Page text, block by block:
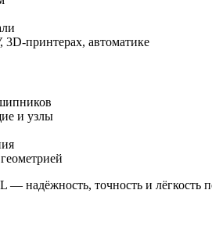
принтерах, автоматике
и узлы
точность и лёгкость